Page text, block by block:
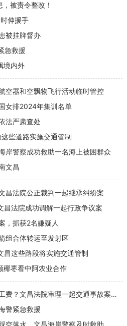
被责令整改！
伸援手
被挂牌督办
急救援
境内外
空器和空飘物飞行活动临时管控
女排2024年集训名单
法严肃查处
些道路实施交通管制
岸警察成功救助一名海上被困群众
文昌
昌法院公正裁判一起继承纠纷案
法院成功调解一起行政争议案
，抓获2名嫌疑人
组合体转运至发射区
昌这些路段将实施交通管制
椰枣看中阿农业合作
以车辆损坏为由要求支付误工费？文昌法院审理一起交通事故案件
警紧急救援
空落水，文昌海岸警察及时救助